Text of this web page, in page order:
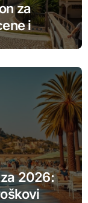
za
i
2026: